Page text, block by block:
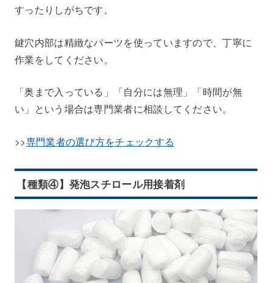
すったりしがちです。
鍵穴内部は精緻なパーツを使っていますので、丁寧に
作業をしてください。
「奥まで入っている」「自分には無理」「時間が無
い」という場合は専門業者に相談してください。
>>専門業者の選び方をチェックする
【種類④】発泡スチロール用接着剤